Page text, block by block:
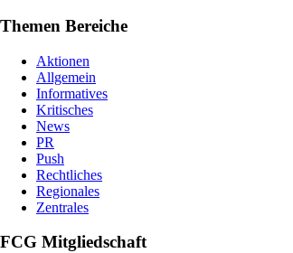
Themen Bereiche
Aktionen
Allgemein
Informatives
Kritisches
News
PR
Push
Rechtliches
Regionales
Zentrales
FCG Mitgliedschaft